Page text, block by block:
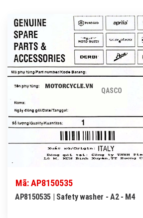
QASCO
Mã: AP8150535
AP8150535 | Safety washer - A2 - M4